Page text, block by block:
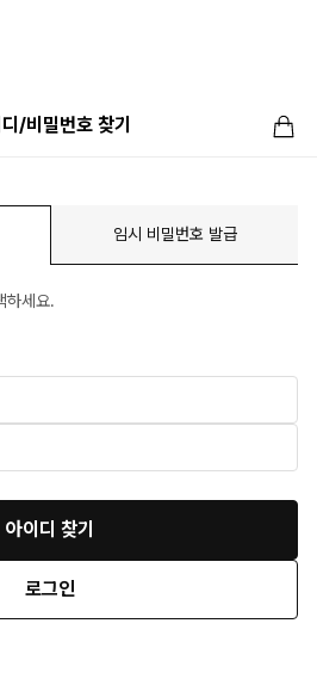
/비밀번호 찾기
임시 비밀번호 발급
하세요.
아이디 찾기
로그인